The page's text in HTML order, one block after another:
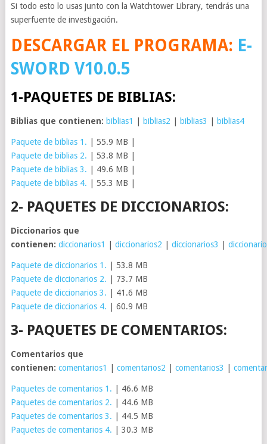
Si todo esto lo usas junto con la Watchtower Library, tendrás una
superfuente de investigación.
DESCARGAR EL PROGRAMA: E-
SWORD V10.0.5
1-PAQUETES DE BIBLIAS:
Biblias que contienen: biblias1 biblias2 biblias3 biblias4
Paquete de biblias 1. | 55.9 MB |
Paquete de biblias 2. | 53.8 MB |
Paquete de biblias 3.
| 49.6 MB |
Paquete de biblias 4. | 55.3 MB |
2- PAQUETES DE DICCIONARIOS:
Diccionarios que
contienen: diccionarios1 diccionarios2 diccionarios3
Paquete de diccionarios 1. | 53.8 MB
Paquete de diccionarios 2. | 73.7 MB
Paquete de diccionarios 3. | 41.6 MB
Paquete de diccionarios 4. | 60.9 MB
3- PAQUETES DE COMENTARIOS:
Comentarios que
contienen: comentarios1 comentarios2 comentarios3
Paquetes de comentarios 1. | 46.6 MB
Paquetes de comentarios 2. | 44.6 MB
Paquetes de comentarios 3. | 44.5 MB
Paquetes de comentarios 4. | 30.3 MB